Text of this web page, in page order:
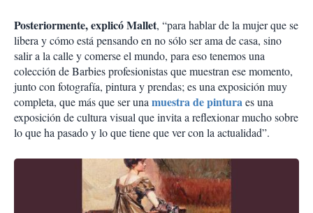
Posteriormente, explicó Mallet, “para hablar de la mujer que se
libera y cómo está pensando en no sólo ser ama de casa, sino
salir a la calle y comerse el mundo, para eso tenemos una
colección de Barbies profesionistas que muestran ese momento,
junto con fotografía, pintura y prendas; es una exposición muy
completa, que más que ser unamuestra de pinturaes una
exposición de cultura visual que invita a reflexionar mucho sobre
lo que ha pasado y lo que tiene que ver con la actualidad”.